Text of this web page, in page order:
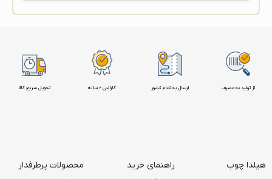
تحویل سریع کالا گارانتی 2 ساله ارسال به تمام کشور از تولید به مصرف
هیلدا چوب راهنمای خرید محصولات پرطرفدار